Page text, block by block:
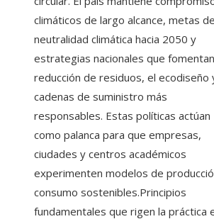
climáticos de largo alcance, metas de
neutralidad climática hacia 2050 y
estrategias nacionales que
reducción de residuos, el ecodiseño
cadenas de suministro más
responsables. Estas políticas actúan
como palanca para que empresas,
ciudades y centros académicos
experimenten modelos de
consumo sostenibles.Principios
fundamentales que rigen la práctica